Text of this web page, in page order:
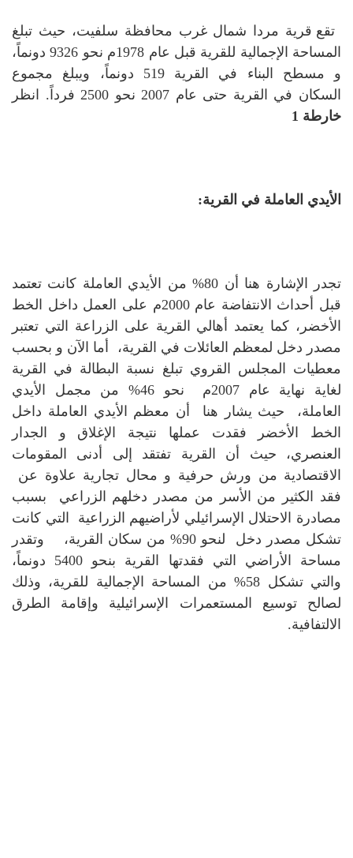
تقع قرية مردا شمال غرب محافظة سلفيت، حيث تبلغ
المساحة الإجمالية للقرية قبل عام 1978م نحو 9326 دونماً،
و مسطح البناء في القرية 519 دونماً، ويبلغ مجموع
السكان في القرية حتى عام 2007 نحو 2500 فرداً. انظر
خارطة 1
الأيدي العاملة في القرية:
تجدر الإشارة هنا أن 80% من الأيدي العاملة كانت تعتمد
قبل أحداث الانتفاضة عام 2000م على العمل داخل الخط
الأخضر، كما يعتمد أهالي القرية على الزراعة التي تعتبر
مصدر دخل لمعظم العائلات في القرية، أما الآن و بحسب
معطيات المجلس القروي تبلغ نسبة البطالة في القرية
لغاية نهاية عام 2007م نحو 46% من مجمل الأيدي
العاملة، حيث يشار هنا أن معظم الأيدي العاملة داخل
الخط الأخضر فقدت عملها نتيجة الإغلاق و الجدار
العنصري، حيث أن القرية تفتقد إلى أدنى المقومات
الاقتصادية من ورش حرفية و محال تجارية علاوة عن
فقد الكثير من الأسر من مصدر دخلهم الزراعي بسبب
مصادرة الاحتلال الإسرائيلي لأراضيهم الزراعية التي كانت
تشكل مصدر دخل لنحو 90% من سكان القرية، وتقدر
مساحة الأراضي التي فقدتها القرية بنحو 5400 دونماً،
والتي تشكل 58% من المساحة الإجمالية للقرية، وذلك
لصالح توسيع المستعمرات الإسرائيلية وإقامة الطرق
الالتفافية.